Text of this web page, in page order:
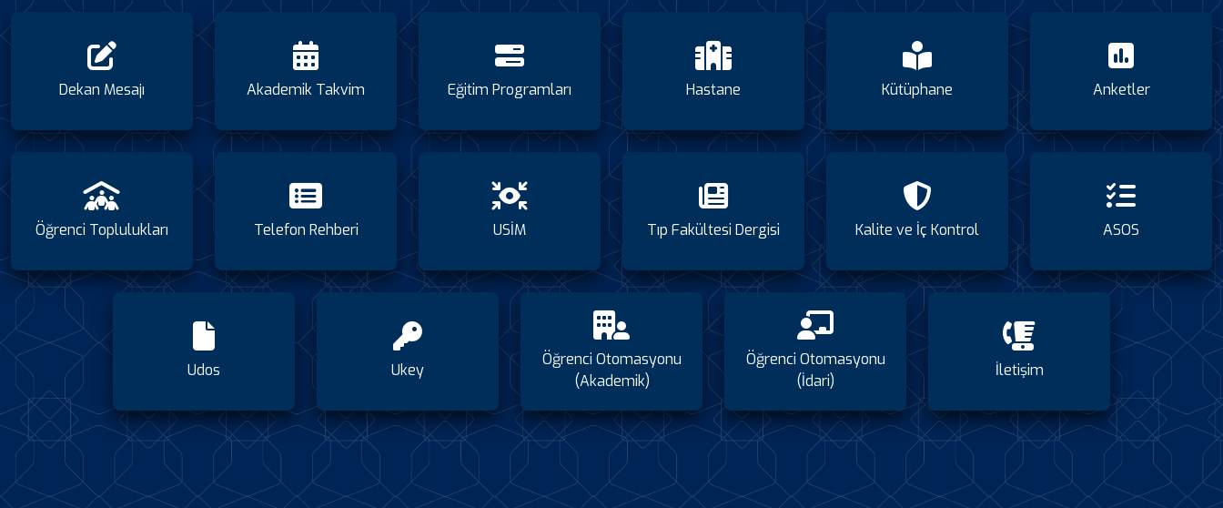
Dekan Mesajı Akademik Takvim Eğitim Programları Hastane Kütüphane Anketler
Öğrenci Toplulukları Telefon Rehberi USİM Tıp Fakültesi Dergisi Kalite ve İç Kontrol ASOS
Udos Ukey
Öğrenci Otomasyonu
(Akademik)
Öğrenci Otomasyonu
(İdari)
İletişim